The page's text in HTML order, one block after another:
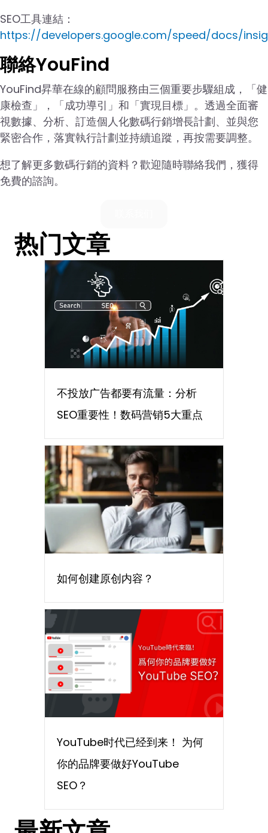
SEO工具連結：
https://developers.google.com/speed/docs/
聯絡YouFind
YouFind昇華在線的顧問服務由三個重要步驟組成，「健
康檢查」，「成功導引」和「實現目標」。透過全面審
視數據、分析、訂造個人化數碼行銷增長計劃、並與您
緊密合作，落實執行計劃並持續追蹤，再按需要調整。
想了解更多數碼行銷的資料？歡迎隨時聯絡我們，獲得
免費的諮詢。
热门文章
不投放广告都要有流量：分析
SEO重要性！数码营销5大重点
如何创建原创内容？
YouTube时代已经到来！ 为何
你的品牌要做好YouTube
SEO？